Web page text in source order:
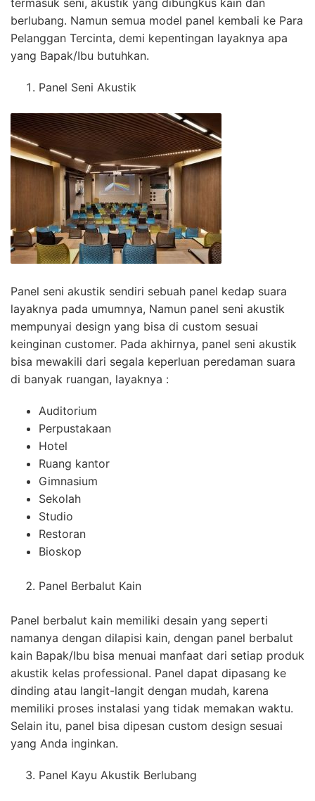
berlubang. Namun semua model panel kembali ke Para
Pelanggan Tercinta, demi kepentingan layaknya apa
yang Bapak/Ibu butuhkan.
Panel Seni Akustik
Panel seni akustik sendiri sebuah panel kedap suara
layaknya pada umumnya, Namun panel seni akustik
mempunyai design yang bisa di custom sesuai
keinginan customer. Pada akhirnya, panel seni akustik
bisa mewakili dari segala keperluan peredaman suara
di banyak ruangan, layaknya :
Auditorium
Perpustakaan
Hotel
Ruang kantor
Gimnasium
Sekolah
Studio
Restoran
Bioskop
Panel Berbalut Kain
Panel berbalut kain memiliki desain yang seperti
namanya dengan dilapisi kain, dengan panel berbalut
kain Bapak/Ibu bisa menuai manfaat dari setiap produk
akustik kelas professional. Panel dapat dipasang ke
dinding atau langit-langit dengan mudah, karena
memiliki proses instalasi yang tidak memakan waktu.
Selain itu, panel bisa dipesan custom design sesuai
yang Anda inginkan.
Panel Kayu Akustik Berlubang